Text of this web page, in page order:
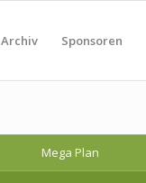
Archiv Sponsoren
Mega Plan